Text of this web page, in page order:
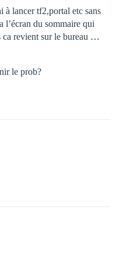
à lancer tf2,portal etc sans
l’écran du sommaire qui
ca revient sur le bureau …
le prob?